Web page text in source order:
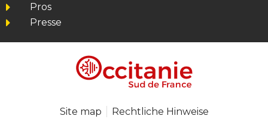
Pros
Presse
Site map Rechtliche Hinweise